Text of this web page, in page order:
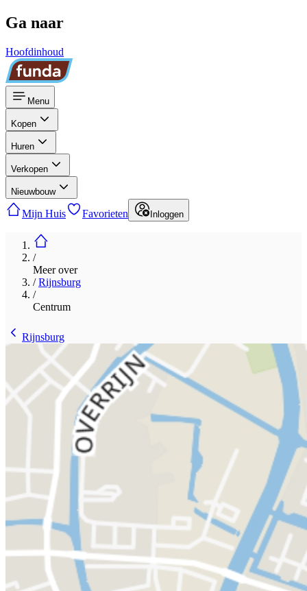
Ga naar
Hoofdinhoud
Menu
Kopen
Huren
Verkopen
Nieuwbouw
Mijn Huis Favorieten Inloggen
/
Meer over
/Rijnsburg
/
Centrum
Rijnsburg